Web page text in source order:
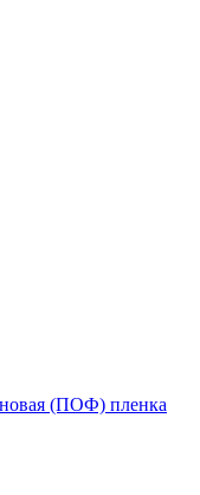
(ПОФ) пленка